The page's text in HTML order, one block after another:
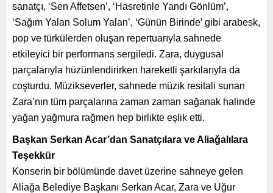
sanatçı, ‘Sen Affetsen’, ‘Hasretinle Yandı Gönlüm’,
‘Sağım Yalan Solum Yalan’, ‘Günün Birinde’ gibi arabesk,
pop ve türkülerden oluşan repertuarıyla sahnede
etkileyici bir performans sergiledi. Zara, duygusal
parçalarıyla hüzünlendirirken hareketli şarkılarıyla da
coşturdu. Müzikseverler, sahnede müzik resitali sunan
Zara’nın tüm parçalarına zaman zaman sağanak halinde
yağan yağmura rağmen hep birlikte eşlik etti.
Başkan Serkan Acar’dan Sanatçılara ve Aliağalılara
Teşekkür
Konserin bir bölümünde davet üzerine sahneye gelen
Aliağa Belediye Başkanı Serkan Acar, Zara ve Uğur